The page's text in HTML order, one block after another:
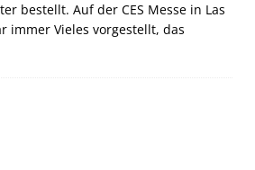
bestellt. Auf der CES Messe in Las
immer Vieles vorgestellt, das